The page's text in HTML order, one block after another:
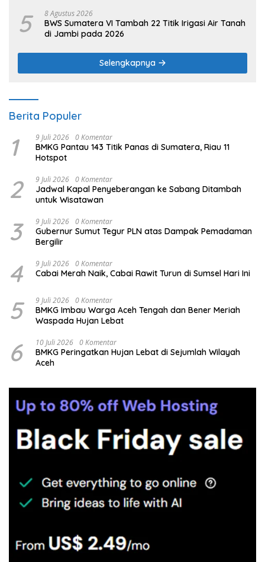
5 8 Agustus 2026
BWS Sumatera VI Tambah 22 Titik Irigasi Air Tanah
di Jambi pada 2026
Selengkapnya
Berita Populer
1 9 Juli 2026 0 Komentar
BMKG Pantau 143 Titik Panas di Sumatera, Riau 11
Hotspot
2 9 Juli 2026 0 Komentar
Jadwal Kapal Penyeberangan ke Sabang Ditambah
untuk Wisatawan
3 9 Juli 2026 0 Komentar
Gubernur Sumut Tegur PLN atas Dampak Pemadaman
Bergilir
4 9 Juli 2026 0 Komentar
Cabai Merah Naik, Cabai Rawit Turun di Sumsel Hari Ini
5 9 Juli 2026 0 Komentar
BMKG Imbau Warga Aceh Tengah dan Bener Meriah
Waspada Hujan Lebat
6 10 Juli 2026 0 Komentar
BMKG Peringatkan Hujan Lebat di Sejumlah Wilayah
Aceh